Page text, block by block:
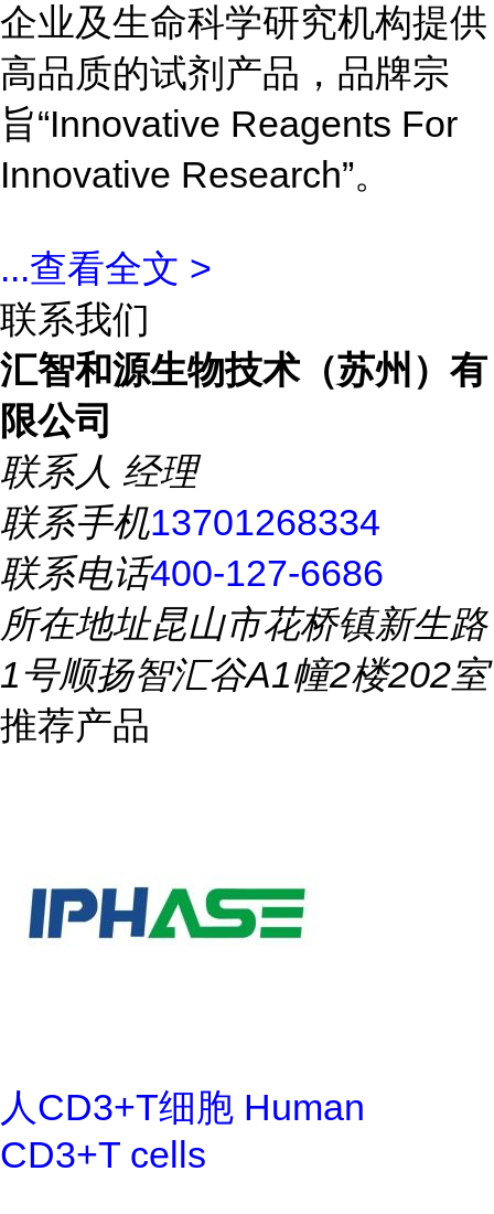
企业及生命科学研究机构提供
高品质的试剂产品，品牌宗
旨“Innovative Reagents For
Innovative Research”。
...查看全文 >
联系我们
汇智和源生物技术（苏州）有
限公司
联系人 经理
联系手机13701268334
联系电话400-127-6686
所在地址昆山市花桥镇新生路
1号顺扬智汇谷A1幢2楼202室
推荐产品
人CD3+T细胞 Human
CD3+T cells